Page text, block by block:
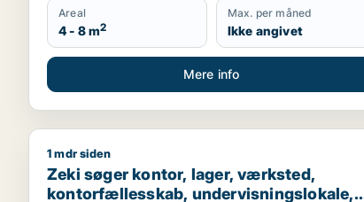
Areal
4 - 8 m2
Max. per måned
Ikke angivet
Mere info
Zeki søger kontor, lager, værksted,
1 mdr siden
Zeki søger kontor, lager, værksted,
kontorfællesskab, undervisningslokale,